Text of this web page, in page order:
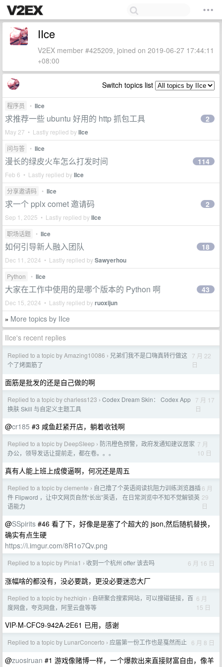
IIce
V2EX member #425209, joined on 2019-06-27 17:44:11
+08:00
Switch topics list
程序员 • IIce
求推荐一些 ubuntu 好用的 http 抓包工具
May 27 • Lastly replied byIIce
2
问与答 • IIce
漫长的绿皮火车怎么打发时间
Feb 6 • Lastly replied byIIce
114
分享邀请码 • IIce
求一个 pplx comet 邀请码
Sep 1, 2025 • Lastly replied byIIce
2
职场话题 • IIce
如何引导新人融入团队
Dec 11, 2024 • Lastly replied bySawyerhou
18
Python • IIce
大家在工作中使用的是哪个版本的 Python 啊
Dec 15, 2024 • Lastly replied byruoxijun
43
» More topics by IIce
IIce's recent replies
Replied to a topic by Amazing10086 › 兄弟们我不是口嗨真转行做这
个了烤面筋了
7 月 22
日
面筋是批发的还是自己做的啊
Replied to a topic by charless123 › Codex Dream Skin： Codex App
换肤 Skill 与自定义主题工具
7 月 17
日
@cr185 #3 咸鱼赶紧开店，躺着收钱啊
Replied to a topic by DeepSIeep › 防汛橙色预警，政府发通知建议居家
办公，领导发话让提前走，都在卷。。。
7 月
10 日
真有人能上班上成傻逼啊，何况还是周五
Replied to a topic by clemente › 自己撸了个英语阅读抗阻力训练浏览器插
件 Flipword ，让中文网页自然“长出”英语， 在日常浏览中不知不觉解锁英
语能力
6 月
29
日
@SSpirits #46 看了下，好像是是塞了个超大的 json,然后随机替换，
确实有点生硬
https://i.imgur.com/8R1o7Qv.png
Replied to a topic by Pinia1 › 收到一个杭州 offer 该去吗 6 月 16 日
涨幅啥的都没有，没必要跳，更没必要迷恋大厂
Replied to a topic by hezhiqin › 自研聚合搜索网站，可以搜磁链接，百
度网盘，夸克网盘，阿里云盘等等
6 月
15 日
VIP-M-CFC9-942A-2E61 已用，感谢
Replied to a topic by LunarConcerto › 应届第一份工作也是戛然而止 6 月 8 日
@zuosiruan #1 游戏像赌博一样，一个爆款出来直接财富自由，像羊